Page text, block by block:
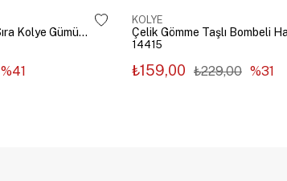
Çelik Zincir Detaylı Üç Sıra Kolye Gümüş Renk
%41
KOLYE
14415
₺159,00 ₺229,00 %31